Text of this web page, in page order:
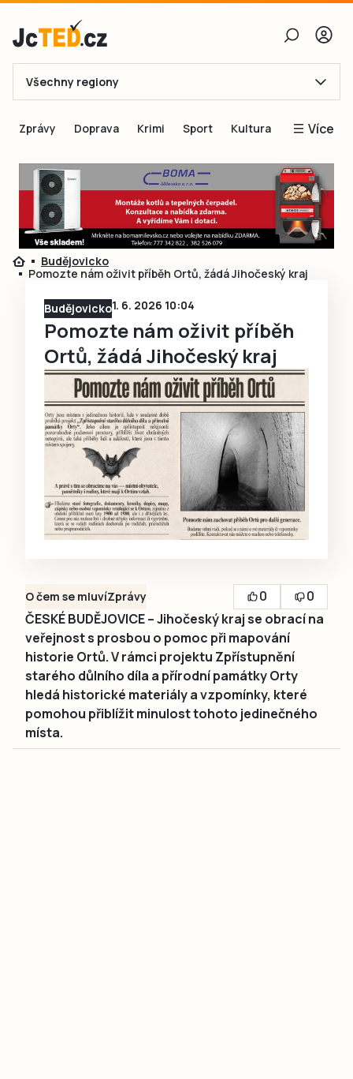
E-mail
Obnovit heslo
Přihlásit se
Přihlásit se přes Facebook
Ještě nemám účet, chci se
Všechny regiony
Zprávy Doprava Krimi Sport Kultura Více
Blogy
Inspirace
Čtenáři píší
Speciální přílohy
Budějovicko
Pomozte nám oživit příběh Ortů, žádá Jihočeský kraj
Budějovicko1. 6. 2026 10:04
Pomozte nám oživit příběh
Ortů, žádá Jihočeský kraj
O čem se mluvíZprávy 0
0
ČESKÉ BUDĚJOVICE – Jihočeský kraj se obrací na
veřejnost s prosbou o pomoc při mapování
historie Ortů. V rámci projektu Zpřístupnění
starého důlního díla a přírodní památky Orty
hledá historické materiály a vzpomínky, které
pomohou přiblížit minulost tohoto jedinečného
místa.